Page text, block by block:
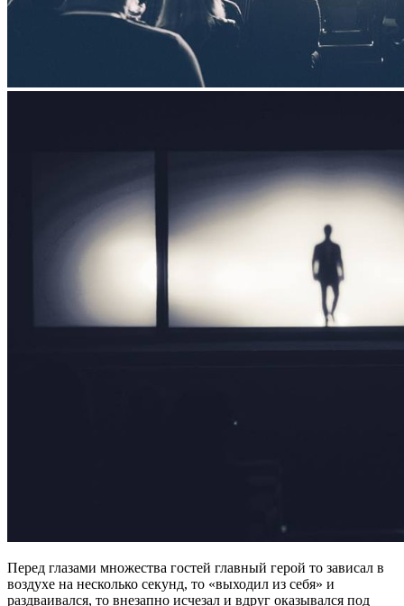
Перед глазами множества гостей главный герой то зависал в
воздухе на несколько секунд, то «выходил из себя» и
раздваивался, то внезапно исчезал и вдруг оказывался под